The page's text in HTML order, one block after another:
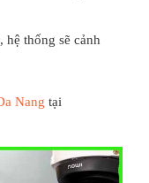
thống sẽ cảnh
Nang tại